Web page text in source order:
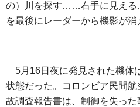
の）川を探す……右手に見え
を最後にレーダーから機影が消
5月16日夜に発見された機体
状態だった。コロンビア民間
故調査報告書は、制御を失っ